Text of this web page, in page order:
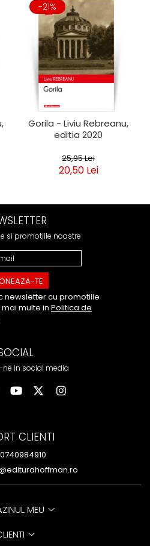
-21%
Gorila - Liviu Rebreanu,
editia 2020
25,95 Lei
20,50 Lei
si promotiile noastre
newsletter cu promotiile
multe in Politica de
ne in social media
CLIENTI
0740984910
MEU